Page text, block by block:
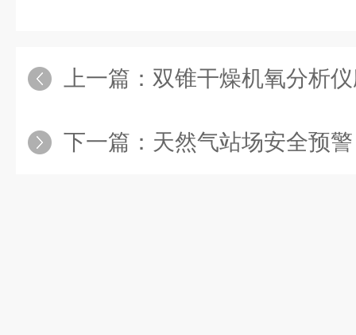
上一篇： 双锥干燥机氧分析仪应用：激光
下一篇： 天然气站场安全预警：可燃